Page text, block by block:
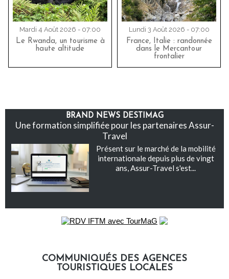
Mardi 4 Août 2026 - 07:00
Le Rwanda, un tourisme à
haute altitude
Lundi 3 Août 2026 - 07:00
France, Italie : randonnée
dans le Mercantour
frontalier
BRAND NEWS DESTIMAG
Une formation simplifiée pour les partenaires Assur-
Travel
Présent sur le marché de la mobilité
internationale depuis plus de vingt
ans, Assur-Travel s'est...
COMMUNIQUÉS DES AGENCES
TOURISTIQUES LOCALES